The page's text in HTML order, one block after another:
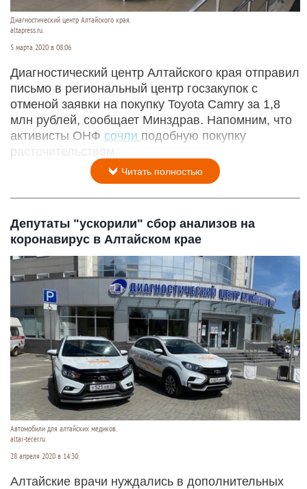
Диагностический центр Алтайского края.
altapress.ru.
5 марта 2020 в 08:06
Диагностический центр Алтайского края отправил
письмо в региональный центр госзакупок с
отменой заявки на покупку Toyota Camry за 1,8
млн рублей, сообщает Минздрав. Напомним, что
активисты ОНФ сочли подобную покупку
расточительством.
Читать полностью
Депутаты "ускорили" сбор анализов на
коронавирус в Алтайском крае
Автомобили для алтайских медиков.
altai-ter.er.ru
28 апреля 2020 в 14:30
Алтайские врачи нуждались в дополнительных